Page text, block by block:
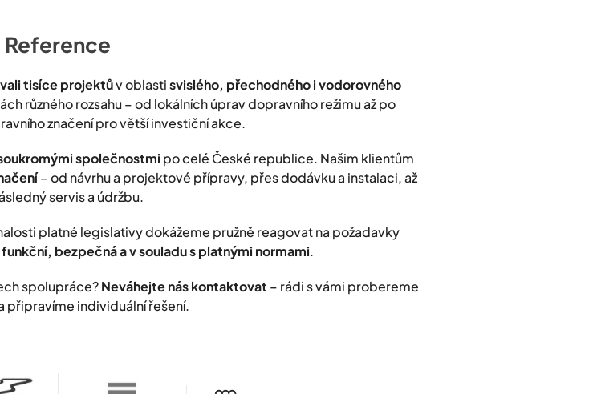
Reference
tisíce projektův oblastisvislého, přechodného i vodorovného
různého rozsahu – od lokálních úprav dopravního režimu až po
značení pro větší investiční akce.
společnostmi po celé České republice. Našim klientům
– od návrhu a projektové přípravy, přes dodávku a instalaci, až
servis a údržbu.
platné legislativy dokážeme pružně reagovat na požadavky
funkční, bezpečná a v souladu s platnými normami.
spolupráce?Neváhejte nás kontaktovat – rádi s vámi probereme
připravíme individuální řešení.